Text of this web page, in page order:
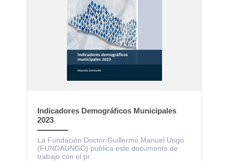
Indicadores Demográficos Municipales
2023
La Fundación Doctor Guillermo Manuel Ungo
(FUNDAUNGO) publica este documento de
trabajo con el pr...